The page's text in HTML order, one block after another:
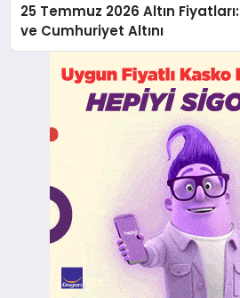
25 Temmuz 2026 Altın
ve Cumhuriyet Altını